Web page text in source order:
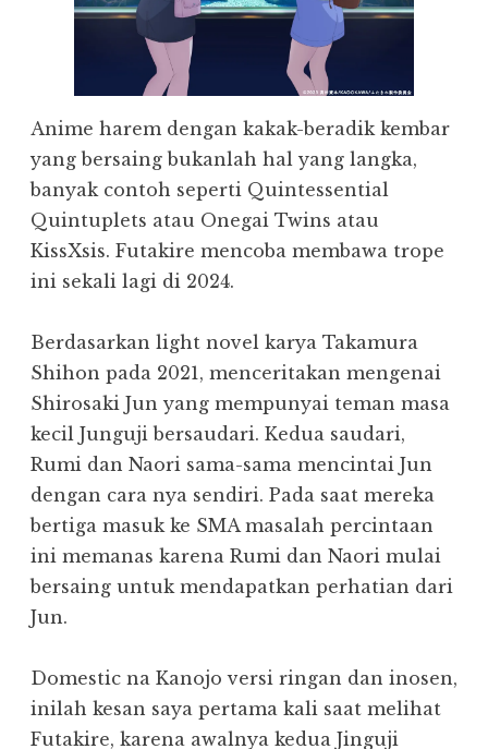
Anime harem dengan kakak-beradik kembar
yang bersaing bukanlah hal yang langka,
banyak contoh seperti Quintessential
Quintuplets atau Onegai Twins atau
KissXsis. Futakire mencoba membawa trope
ini sekali lagi di 2024.
Berdasarkan light novel karya Takamura
Shihon pada 2021, menceritakan mengenai
Shirosaki Jun yang mempunyai teman masa
kecil Junguji bersaudari. Kedua saudari,
Rumi dan Naori sama-sama mencintai Jun
dengan cara nya sendiri. Pada saat mereka
bertiga masuk ke SMA masalah percintaan
ini memanas karena Rumi dan Naori mulai
bersaing untuk mendapatkan perhatian dari
Jun.
Domestic na Kanojo versi ringan dan inosen,
inilah kesan saya pertama kali saat melihat
Futakire, karena awalnya kedua Jinguji